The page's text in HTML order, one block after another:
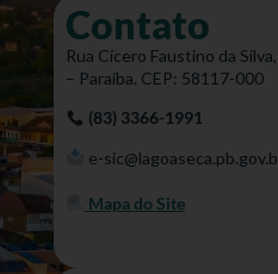
Contato
Rua Cícero Faustino da
– Paraíba. CEP: 58117-000
(83) 3366-1991
e-
Mapa do Site